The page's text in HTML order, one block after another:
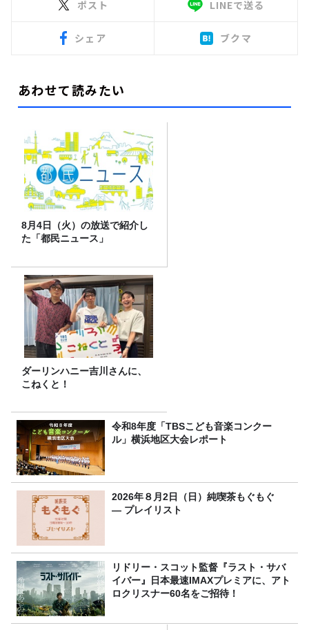
ポスト LINEで送る
シェア ブクマ
あわせて読みたい
8月4日（火）の放送で紹介し
た「都民ニュース」
ダーリンハニー吉川さんに、
こねくと！
令和8年度「TBSこども音楽コンクー
ル」横浜地区大会レポート
2026年８月2日（日）純喫茶もぐもぐ
― プレイリスト
リドリー・スコット監督『ラスト・サバ
イバー』日本最速IMAXプレミアに、アト
ロクリスナー60名をご招待！